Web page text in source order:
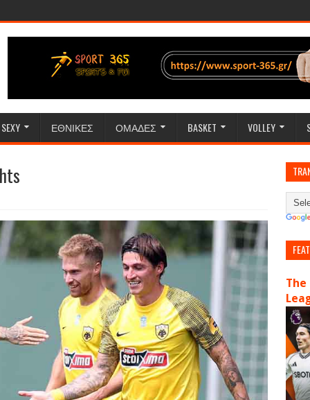
SEXY ΕΘΝΙΚΕΣ ΟΜΑΔΕΣ BASKET VOLLEY
The